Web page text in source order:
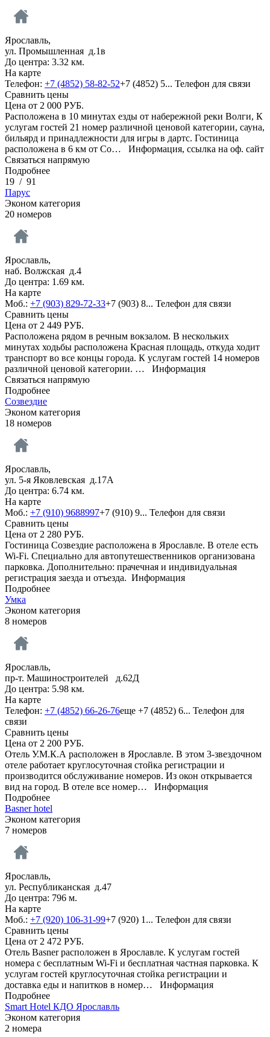
Ярославль,
ул. Промышленная д.1в
До центра: 3.32 км.
На карте
Телефон: +7 (4852) 58-82-52+7 (4852) 5... Телефон для связи
Сравнить цены
Цена от 2 000 РУБ.
Расположена в 10 минутах езды от набережной реки Волги, К
услугам гостей 21 номер различной ценовой категории, сауна,
бильярд и принадлежности для игры в дартс. Гостиница
расположена в 6 км от Со… Информация, ссылка на оф. сайт
Связаться напрямую
Подробнее
19 / 91
Парус
Эконом категория
20 номеров
Ярославль,
наб. Волжская д.4
До центра: 1.69 км.
На карте
Моб.: +7 (903) 829-72-33+7 (903) 8... Телефон для связи
Сравнить цены
Цена от 2 449 РУБ.
Расположена рядом в речным вокзалом. В нескольких
минутах ходьбы расположена Красная площадь, откуда ходит
транспорт во все концы города. К услугам гостей 14 номеров
различной ценовой категории. … Информация
Связаться напрямую
Подробнее
Созвездие
Эконом категория
18 номеров
Ярославль,
ул. 5-я Яковлевская д.17А
До центра: 6.74 км.
На карте
Моб.: +7 (910) 9688997+7 (910) 9... Телефон для связи
Сравнить цены
Цена от 2 280 РУБ.
Гостиница Созвездие расположена в Ярославле. В отеле есть
Wi-Fi. Специально для автопутешественников организована
парковка. Дополнительно: прачечная и индивидуальная
регистрация заезда и отъезда. Информация
Подробнее
Умка
Эконом категория
8 номеров
Ярославль,
пр-т. Машиностроителей д.62Д
До центра: 5.98 км.
На карте
Телефон: +7 (4852) 66-26-76еще +7 (4852) 6... Телефон для
связи
Сравнить цены
Цена от 2 200 РУБ.
Отель У.М.К.А расположен в Ярославле. В этом 3-звездочном
отеле работает круглосуточная стойка регистрации и
производится обслуживание номеров. Из окон открывается
вид на город. В отеле все номер… Информация
Подробнее
Basner hotel
Эконом категория
7 номеров
Ярославль,
ул. Республиканская д.47
До центра: 796 м.
На карте
Моб.: +7 (920) 106-31-99+7 (920) 1... Телефон для связи
Сравнить цены
Цена от 2 472 РУБ.
Отель Basner расположен в Ярославле. К услугам гостей
номера с бесплатным Wi-Fi и бесплатная частная парковка. К
услугам гостей круглосуточная стойка регистрации и
доставка еды и напитков в номер… Информация
Подробнее
Smart Hotel КДО Ярославль
Эконом категория
2 номера